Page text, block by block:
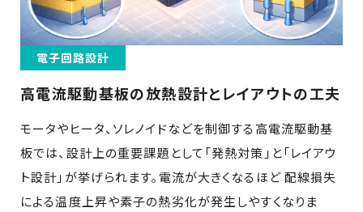
電子回路設計
高電流駆動基板の放熱設計とレイアウトの工夫
モータやヒータ、ソレノイドなどを制御する高電流駆動基
板では、設計上の重要課題として「発熱対策」と「レイアウ
ト設計」が挙げられます。電流が大きくなるほど 配線損失
による温度上昇や素子の熱劣化が発生しやすくなりま